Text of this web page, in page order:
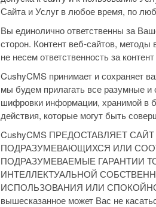
Сайта и Услуг в любое время, по
Вы единолично ответственны за
сторон. Контент веб-сайтов,
не несем ответственность за
CushyCMS принимает и сохраняет
мы будем прилагать все разумные
шифровки информации, хранимой в
действия, которые могут быть
CushyCMS ПРЕДОСТАВЛЯЕТ
ПОДРАЗУМЕВАЮЩИХСЯ ИЛИ
ПОДРАЗУМЕВАЕМЫЕ ГАРАНТИИ
ИНТЕЛЛЕКТУАЛЬНОЙ
ИСПОЛЬЗОВАНИЯ ИЛИ СПОКОЙНОГО
вышесказанное может Вас не